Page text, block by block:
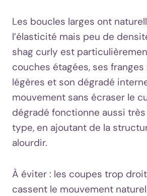
Les boucles larges ont
l’élasticité mais peu de
shag curly est
couches étagées, ses franges
légères et son dégradé
mouvement sans écraser le
dégradé fonctionne aussi
type, en ajoutant de la
alourdir.
À éviter : les coupes trop
cassent le mouvement